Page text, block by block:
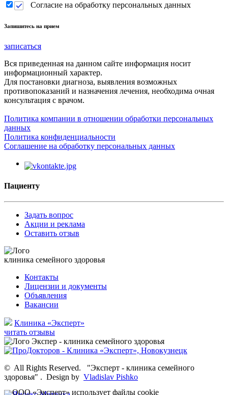
Согласие на обработку персональных данных
Запишитесь на прием
записаться
Вся приведенная на данном сайте информация носит
информационный характер.
Для постановки диагноза, выявления возможных
противопоказаний и назначения лечения, необходима очная
консультация с врачом.
Политика компании в отношении обработки персональных
данных
Политика конфиденциальности
Соглашение на обработку персональных данных
Пациенту
Задать вопрос
Акции и реклама
Оставить отзыв
клиника семейного здоровья
Контакты
Лицензии и документы
Объявления
Вакансии
Клиника «Эксперт»
читать отзывы
© All Rights Reserved.
"Эксперт - клиника семейного
здоровья" . Design by Vladislav Pishko
ООО «Эксперт» используетфайлы cookie